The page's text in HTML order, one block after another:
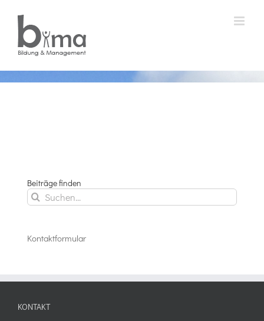
Inhalt
springen
Beiträge finden
Suche
nach:
Kontaktformular
KONTAKT